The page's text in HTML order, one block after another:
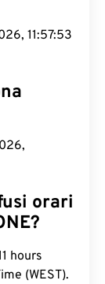
11:57:54
orari
hours
(WEST).